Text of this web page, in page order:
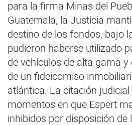
para la firma Minas del
Guatemala, la Justicia
destino de los fondos, bajo
pudieron haberse utilizado
de vehículos de alta gama
de un fideicomiso
atlántica. La citación
momentos en que Espert
inhibidos por disposición